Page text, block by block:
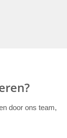
door ons team,